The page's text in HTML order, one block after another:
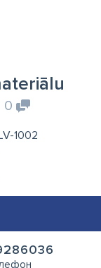
0
1002